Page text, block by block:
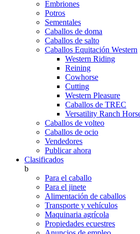
Embriones
Potros
Sementales
Caballos de doma
Caballos de salto
Caballos Equitación Western
Western Riding
Reining
Cowhorse
Cutting
Western Pleasure
Caballos de TREC
Versatility Ranch
Caballos de volteo
Caballos de ocio
Vendedores
Publicar ahora
Clasificados
b
Para el caballo
Para el jinete
Alimentación de caballos
Transporte y vehículos
Maquinaria agrícola
Propiedades ecuestres